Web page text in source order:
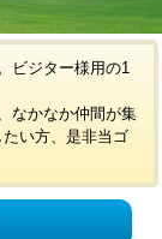
ビジター様用の1
なかなか仲間が集
い方、是非当ゴ